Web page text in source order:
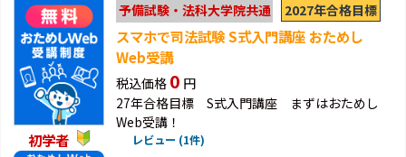
初学者
予備試験・法科大学院共通 2027年合格目標
スマホで司法試験 S式入門講座 おためし
Web受講
税込価格 0 円
27年合格目標 S式入門講座 まずはおためし
Web受講！
レビュー (1件)